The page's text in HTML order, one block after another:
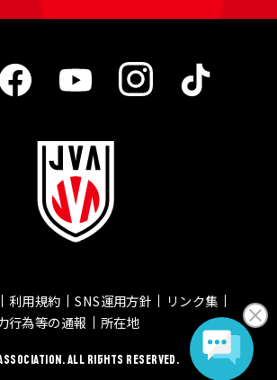
利用規約 SNS運用方針
リンク集
行為等の通報 所在地
ALL RIGHTS RESERVED.